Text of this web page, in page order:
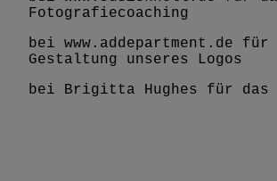
Fotografiecoaching
bei www.addepartment.de für
Gestaltung unseres Logos
bei Brigitta Hughes für das